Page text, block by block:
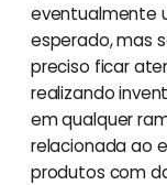
eventualmente
esperado, mas
preciso ficar
realizando
em qualquer
relacionada ao
produtos com